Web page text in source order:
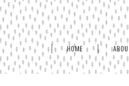
HOME